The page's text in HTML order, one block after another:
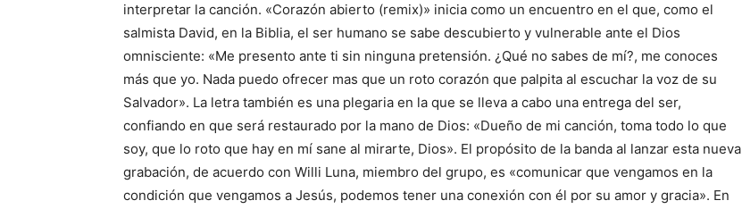
interpretar la canción. «Corazón abierto (remix)» inicia como un encuentro en el que, como el
salmista David, en la Biblia, el ser humano se sabe descubierto y vulnerable ante el Dios
omnisciente: «Me presento ante ti sin ninguna pretensión. ¿Qué no sabes de mí?, me conoces
más que yo. Nada puedo ofrecer mas que un roto corazón que palpita al escuchar la voz de su
Salvador». La letra también es una plegaria en la que se lleva a cabo una entrega del ser,
confiando en que será restaurado por la mano de Dios: «Dueño de mi canción, toma todo lo que
soy, que lo roto que hay en mí sane al mirarte, Dios». El propósito de la banda al lanzar esta nueva
grabación, de acuerdo con Willi Luna, miembro del grupo, es «comunicar que vengamos en la
condición que vengamos a Jesús, podemos tener una conexión con él por su amor y gracia». En